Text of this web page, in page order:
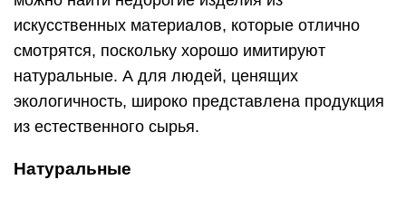
искусственных материалов, которые отлично
смотрятся, поскольку хорошо имитируют
натуральные. А для людей, ценящих
экологичность, широко представлена продукция
из естественного сырья.
Натуральные